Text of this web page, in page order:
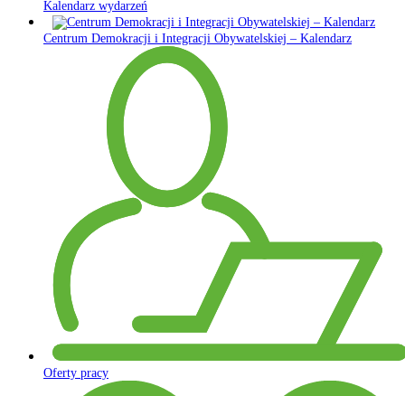
Kalendarz wydarzeń
Centrum Demokracji i Integracji Obywatelskiej – Kalendarz
Oferty pracy